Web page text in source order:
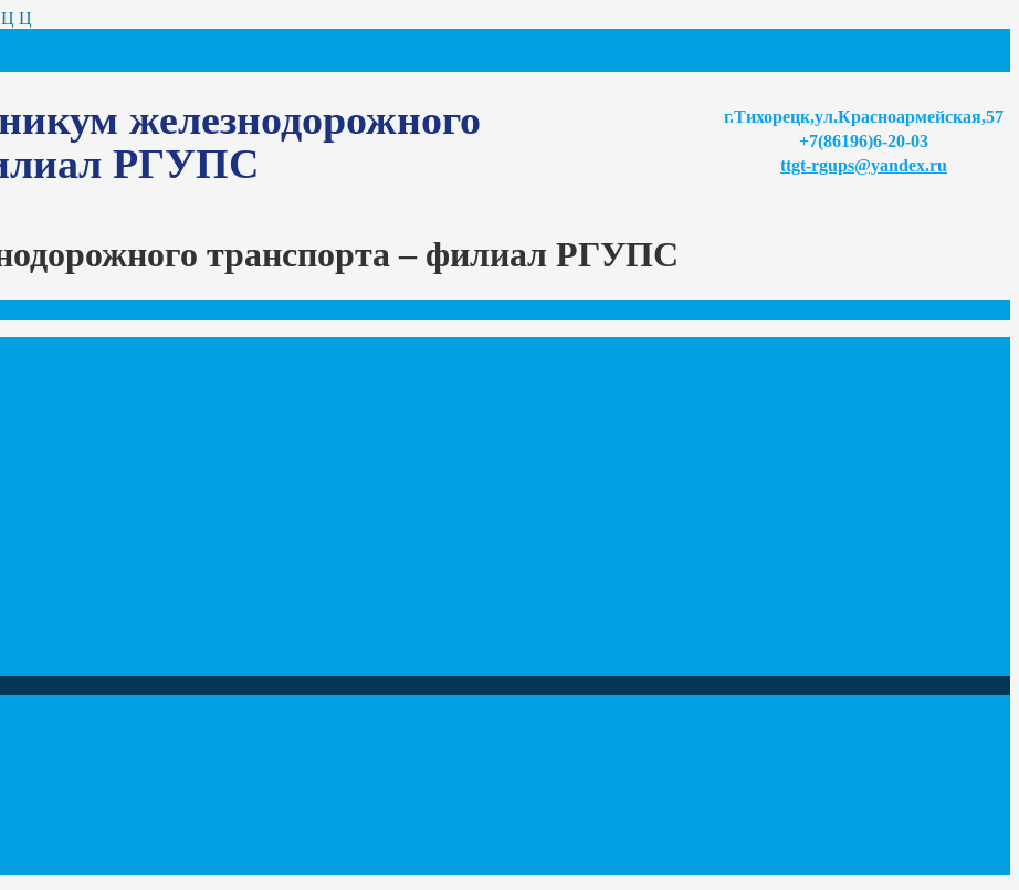
Ц Ц
железнодорожного
РГУПС
г.Тихорецк,ул.Красноармейская,57
+7(86196)6-20-03
ttgt-rgups@yandex.ru
транспорта – филиал РГУПС